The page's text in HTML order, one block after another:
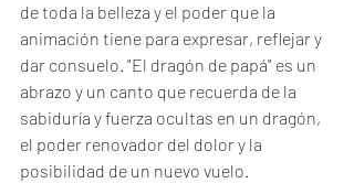
de toda la belleza y el poder que la
animación tiene para expresar, reflejar y
dar consuelo. "El dragón de papá" es un
abrazo y un canto que recuerda de la
sabiduría y fuerza ocultas en un dragón,
el poder renovador del dolor y la
posibilidad de un nuevo vuelo.